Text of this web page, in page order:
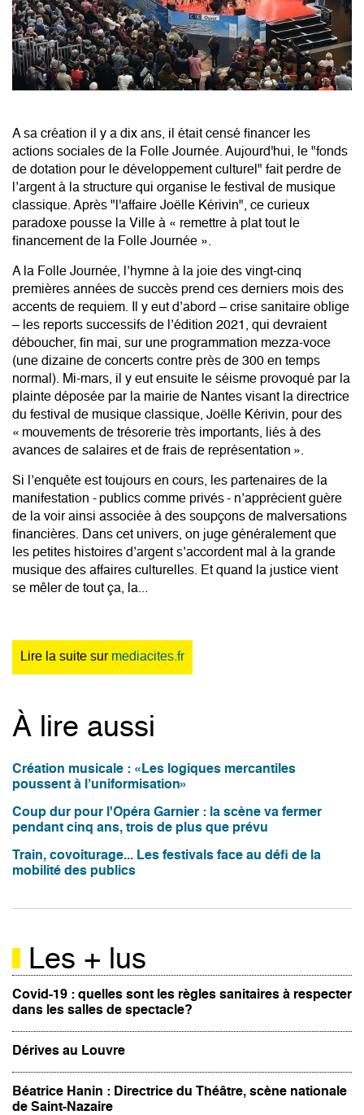
A sa création il y a dix ans, il était censé financer les
actions sociales de la Folle Journée. Aujourd'hui, le "fonds
de dotation pour le développement culturel" fait perdre de
l’argent à la structure qui organise le festival de musique
classique. Après "l'affaire Joëlle Kérivin", ce curieux
paradoxe pousse la Ville à « remettre à plat tout le
financement de la Folle Journée ».
A la Folle Journée, l’hymne à la joie des vingt-cinq
premières années de succès prend ces derniers mois des
accents de requiem. Il y eut d’abord – crise sanitaire oblige
– les reports successifs de l’édition 2021, qui devraient
déboucher, fin mai, sur une programmation mezza-voce
(une dizaine de concerts contre près de 300 en temps
normal). Mi-mars, il y eut ensuite le séisme provoqué par la
plainte déposée par la mairie de Nantes visant la directrice
du festival de musique classique, Joëlle Kérivin, pour des
« mouvements de trésorerie très importants, liés à des
avances de salaires et de frais de représentation ».
Si l’enquête est toujours en cours, les partenaires de la
manifestation - publics comme privés - n’apprécient guère
de la voir ainsi associée à des soupçons de malversations
financières. Dans cet univers, on juge généralement que
les petites histoires d’argent s’accordent mal à la grande
musique des affaires culturelles. Et quand la justice vient
se mêler de tout ça, la...
Lire la suite sur mediacites.fr
À lire aussi
Création musicale : «Les logiques mercantiles
poussent à l’uniformisation»
Coup dur pour l'Opéra Garnier : la scène va fermer
pendant cinq ans, trois de plus que prévu
Train, covoiturage... Les festivals face au défi de la
mobilité des publics
Les + lus
Covid-19 : quelles sont les règles sanitaires à respecter
dans les salles de spectacle?
Dérives au Louvre
Béatrice Hanin : Directrice du Théâtre, scène nationale
de Saint-Nazaire